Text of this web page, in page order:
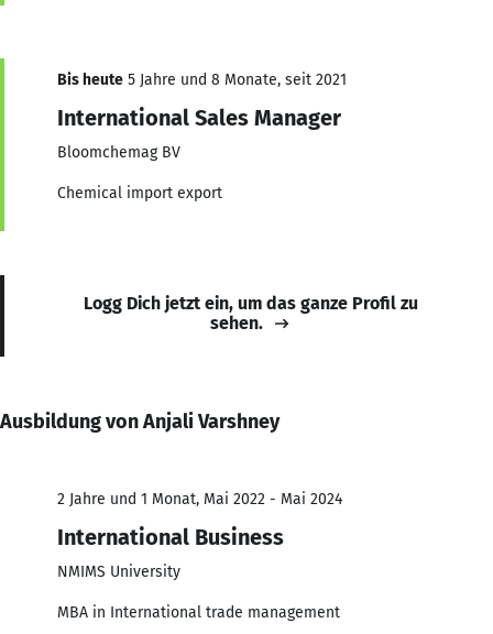
Bis heute 5 Jahre und 8 Monate, seit 2021
International Sales Manager
Bloomchemag BV
Chemical import export
Logg Dich jetzt ein, um das ganze Profil zu
sehen.
Ausbildung von Anjali Varshney
2 Jahre und 1 Monat, Mai 2022 - Mai 2024
International Business
NMIMS University
MBA in International trade management